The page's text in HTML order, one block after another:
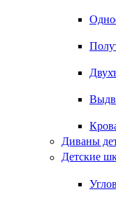
Диваны
Детские